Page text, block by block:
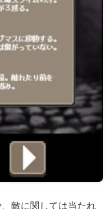
敵に関しては当たれ